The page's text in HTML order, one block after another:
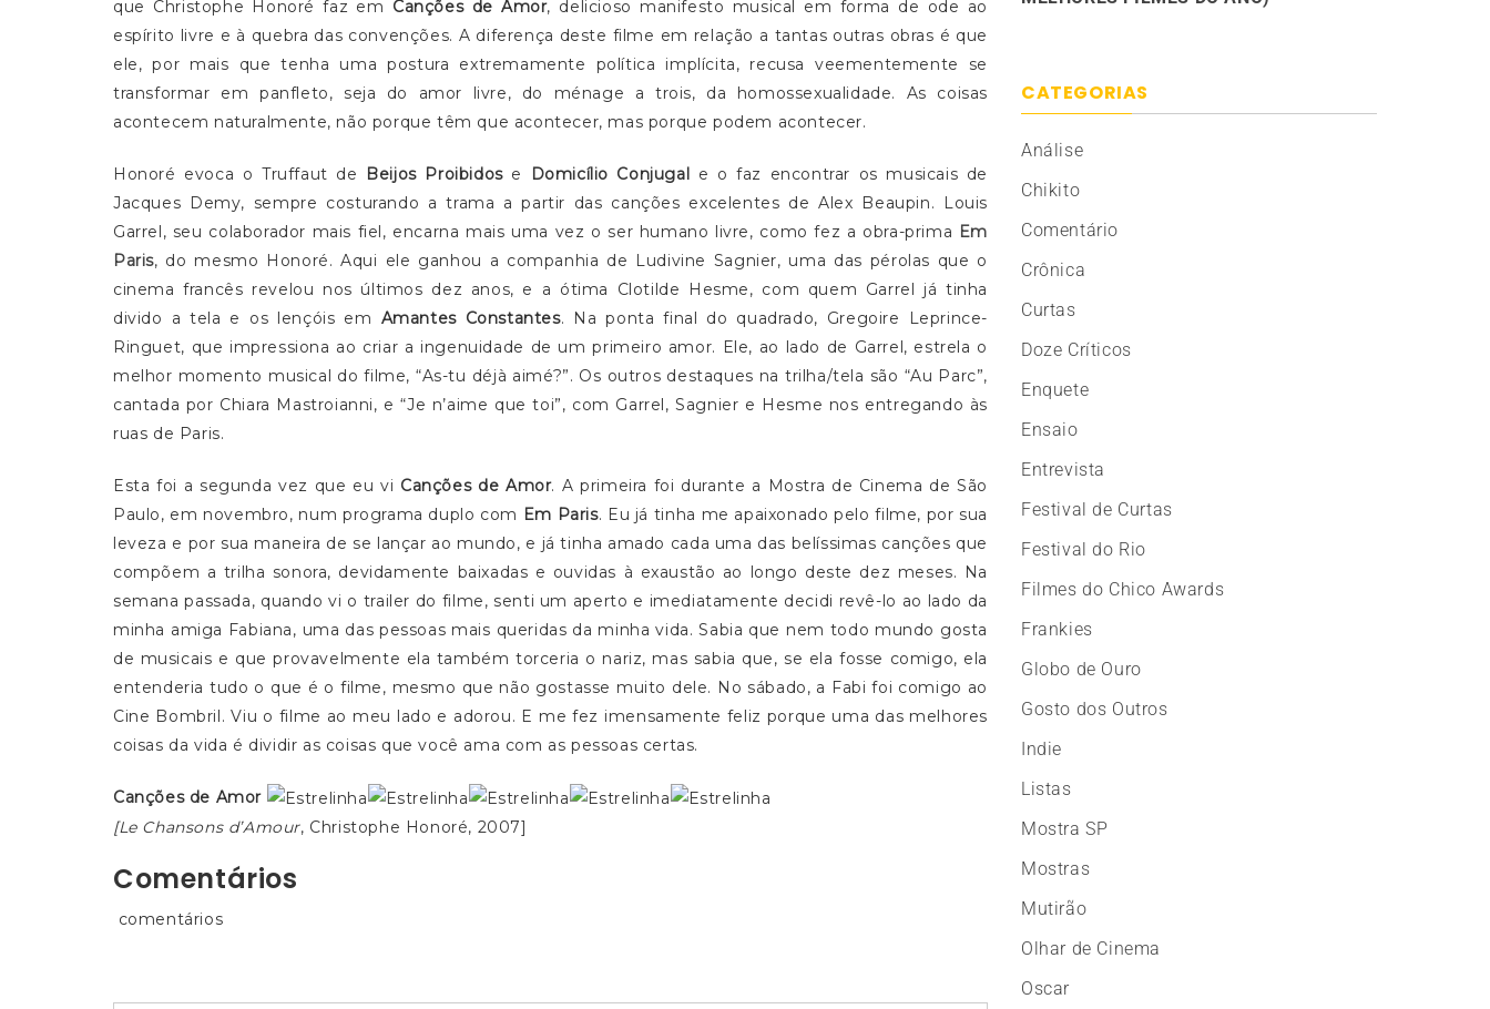
que Christophe Honoré faz em Canções de Amor, delicioso manifesto musical em forma de ode ao
espírito livre e à quebra das convenções. A diferença deste filme em relação a tantas outras obras é que
ele, por mais que tenha uma postura extremamente política implícita, recusa veementemente se
transformar em panfleto, seja do amor livre, do ménage a trois, da homossexualidade. As coisas
acontecem naturalmente, não porque têm que acontecer, mas porque podem acontecer.
Honoré evoca o Truffaut de Beijos Proibidose Domicílio Conjugal e o faz encontrar os musicais de
Jacques Demy, sempre costurando a trama a partir das canções excelentes de Alex Beaupin. Louis
Garrel, seu colaborador mais fiel, encarna mais uma vez o ser humano livre, como fez a obra-prima Em
Paris, do mesmo Honoré. Aqui ele ganhou a companhia de Ludivine Sagnier, uma das pérolas que o
cinema francês revelou nos últimos dez anos, e a ótima Clotilde Hesme, com quem Garrel já tinha
divido a tela e os lençóis em Amantes Constantes. Na ponta final do quadrado, Gregoire Leprince-
Ringuet, que impressiona ao criar a ingenuidade de um primeiro amor. Ele, ao lado de Garrel, estrela o
melhor momento musical do filme, “As-tu déjà aimé?”. Os outros destaques na trilha/tela são “Au Parc”,
cantada por Chiara Mastroianni, e “Je n’aime que toi”, com Garrel, Sagnier e Hesme nos entregando às
ruas de Paris.
Esta foi a segunda vez que eu vi Canções de Amor. A primeira foi durante a Mostra de Cinema de São
Paulo, em novembro, num programa duplo com Em Paris. Eu já tinha me apaixonado pelo filme, por sua
leveza e por sua maneira de se lançar ao mundo, e já tinha amado cada uma das belíssimas canções que
compõem a trilha sonora, devidamente baixadas e ouvidas à exaustão ao longo deste dez meses. Na
semana passada, quando vi o trailer do filme, senti um aperto e imediatamente decidi revê-lo ao lado da
minha amiga Fabiana, uma das pessoas mais queridas da minha vida. Sabia que nem todo mundo gosta
de musicais e que provavelmente ela também torceria o nariz, mas sabia que, se ela fosse comigo, ela
entenderia tudo o que é o filme, mesmo que não gostasse muito dele. No sábado, a Fabi foi comigo ao
Cine Bombril. Viu o filme ao meu lado e adorou. E me fez imensamente feliz porque uma das melhores
coisas da vida é dividir as coisas que você ama com as pessoas certas.
Canções de Amor
[Le Chansons d’Amour, Christophe Honoré, 2007]
Comentários
comentários
CATEGORIAS
Análise
Chikito
Comentário
Crônica
Curtas
Doze Críticos
Enquete
Ensaio
Entrevista
Festival de Curtas
Festival do Rio
Filmes do Chico Awards
Frankies
Globo de Ouro
Gosto dos Outros
Indie
Listas
Mostra SP
Mostras
Mutirão
Olhar de Cinema
Oscar